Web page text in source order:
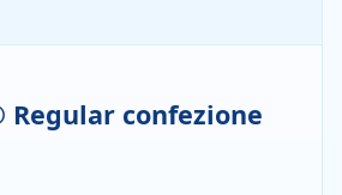
Regular confezione